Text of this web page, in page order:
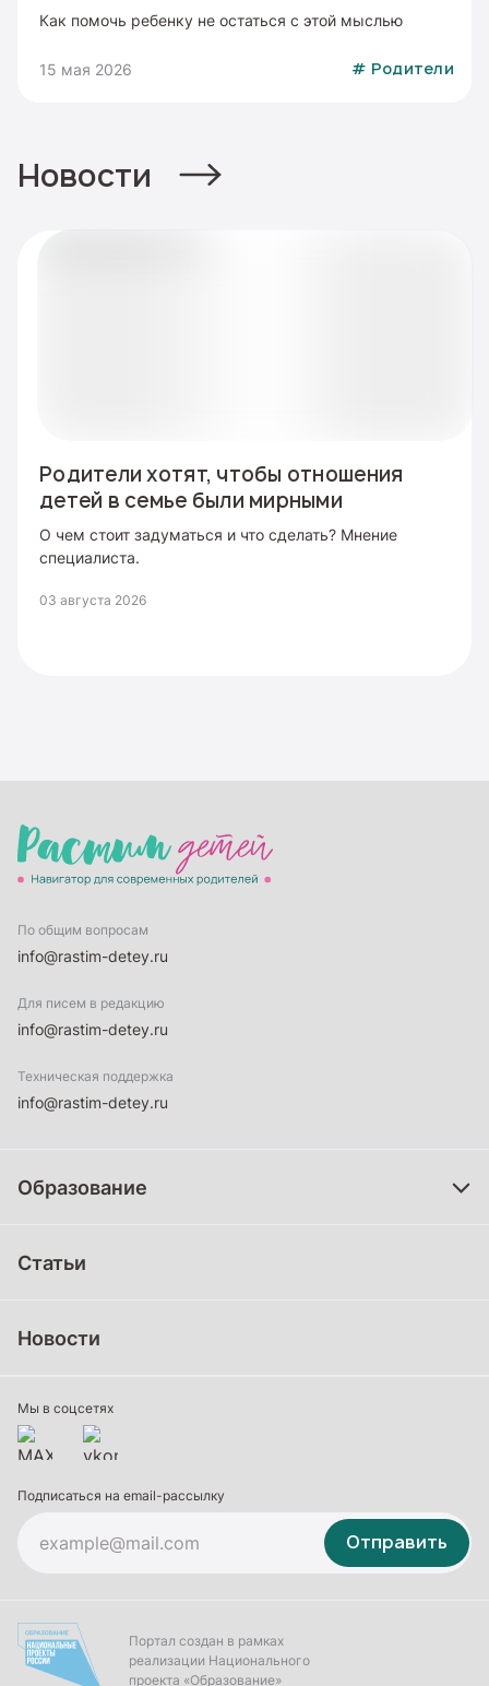
Как помочь ребенку не остаться с этой мыслью
15 мая 2026 # Родители
Новости
Родители хотят, чтобы отношения
детей в семье были мирными
О чем стоит задуматься и что сделать? Мнение
специалиста.
03 августа 2026
По общим вопросам
info@rastim-detey.ru
Для писем в редакцию
info@rastim-detey.ru
Техническая поддержка
info@rastim-detey.ru
Образование
Дополнительное образование
Статьи
Новости
Мы в соцсетях
Подписаться на email-рассылку
Отправить
Портал создан в рамках
реализации Национального
проекта «Образование»